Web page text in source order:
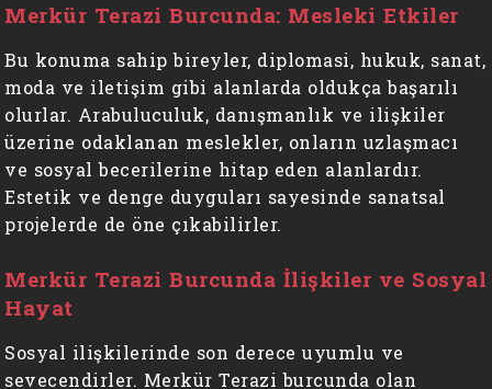
Merkür Terazi Burcunda: Mesleki Etkiler
Bu konuma sahip bireyler, diplomasi, hukuk, sanat,
moda ve iletişim gibi alanlarda oldukça başarılı
olurlar. Arabuluculuk, danışmanlık ve ilişkiler
üzerine odaklanan meslekler, onların uzlaşmacı
ve sosyal becerilerine hitap eden alanlardır.
Estetik ve denge duyguları sayesinde sanatsal
projelerde de öne çıkabilirler.
Merkür Terazi Burcunda İlişkiler ve Sosyal
Hayat
Sosyal ilişkilerinde son derece uyumlu ve
sevecendirler. Merkür Terazi burcunda olan